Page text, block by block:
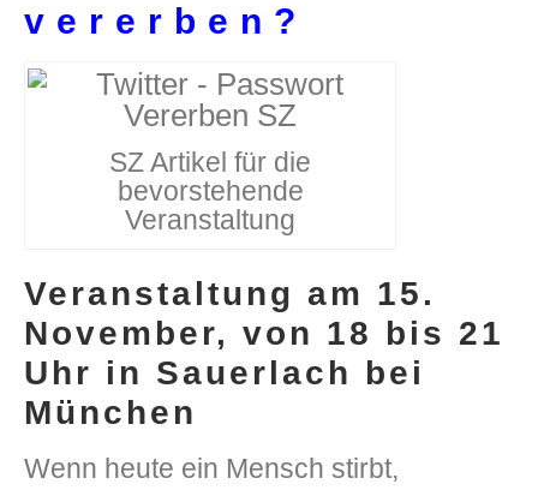
DLH Stick Bedienungsanleitung
Videoanleitung und Manual
Versionsinformationen
vererben?
SZ Artikel für die
bevorstehende
Veranstaltung
Veranstaltung am 15.
November, von 18 bis 21
Uhr in Sauerlach bei
München
Wenn heute ein Mensch stirbt,